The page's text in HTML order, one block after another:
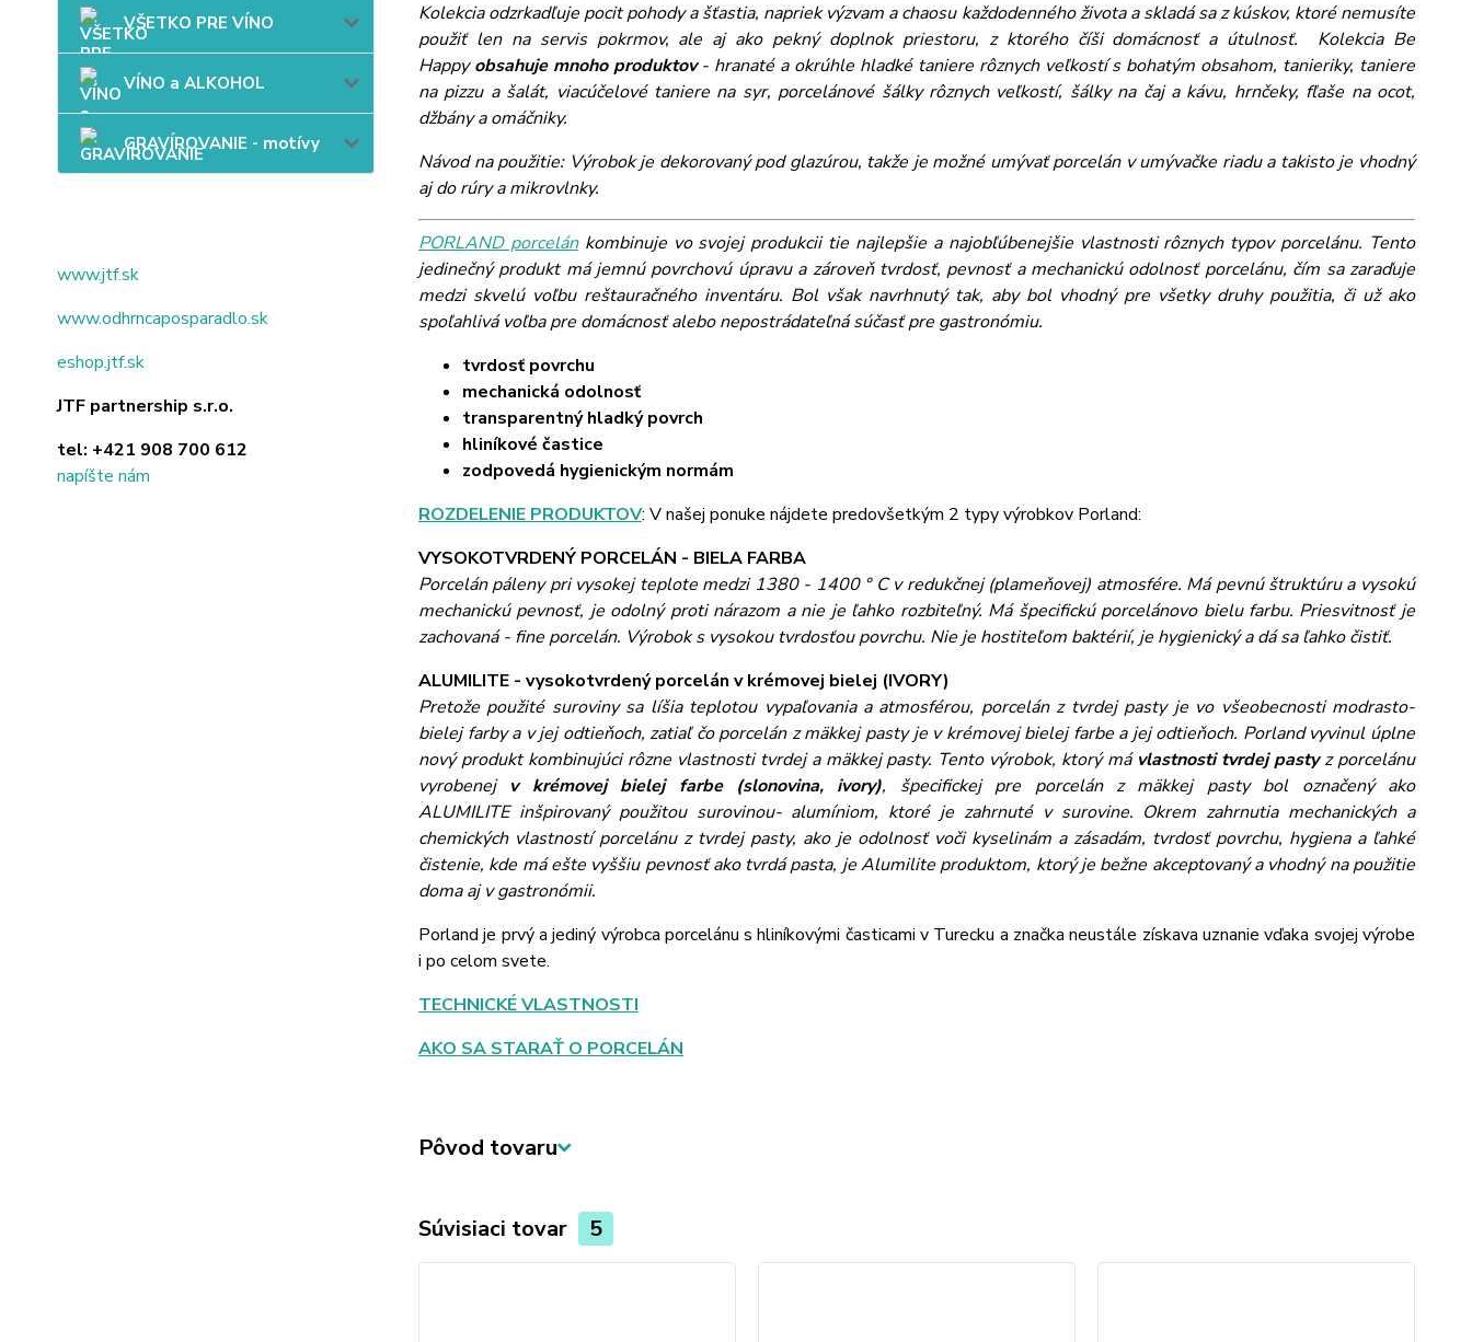
VŠETKO PRE VÍNO
VÍNO a ALKOHOL
GRAVÍROVANIE - motívy
www.jtf.sk
www.odhrncaposparadlo.sk
eshop.jtf.sk
JTF partnership s.r.o.
tel: +421 908 700 612
napíšte nám
Kolekcia odzrkadľuje pocit pohody a šťastia, napriek výzvam a chaosu každodenného života a skladá sa z kúskov, ktoré nemusíte
použiť len na servis pokrmov, ale aj ako pekný doplnok priestoru, z ktorého číši domácnosť a útulnosť. Kolekcia Be
Happyobsahuje mnoho produktov- hranaté a okrúhle hladké taniere rôznych veľkostí s bohatým obsahom, tanieriky, taniere
na pizzu a šalát, viacúčelové taniere na syr, porcelánové šálky rôznych veľkostí, šálky na čaj a kávu, hrnčeky, fľaše na ocot,
džbány a omáčniky.
Návod na použitie: Výrobok je dekorovaný pod glazúrou, takže je možné umývať porcelán v umývačke riadu a takisto je vhodný
aj do rúry a mikrovlnky.
PORLAND porcelánkombinuje vo svojej produkcii tie najlepšie a najobľúbenejšie vlastnosti rôznych typov porcelánu. Tento
jedinečný produkt má jemnú povrchovú úpravu a zároveň tvrdosť, pevnosť a mechanickú odolnosť porcelánu, čím sa zaraďuje
medzi skvelú voľbu reštauračného inventáru. Bol však navrhnutý tak, aby bol vhodný pre všetky druhy použitia, či už ako
spoľahlivá voľba pre domácnosť alebo nepostrádateľná súčasť pre gastronómiu.
tvrdosť povrchu
mechanická odolnosť
transparentný hladký povrch
hliníkové častice
zodpovedá hygienickým normám
ROZDELENIE PRODUKTOV: V našej ponuke nájdete predovšetkým 2 typy výrobkov Porland:
VYSOKOTVRDENÝ PORCELÁN - BIELA FARBA
Porcelán páleny pri vysokej teplote medzi 1380 - 1400 ° C v redukčnej (plameňovej) atmosfére. Má pevnú štruktúru a vysokú
mechanickú pevnosť, je odolný proti nárazom a nie je ľahko rozbiteľný. Má špecifickú porcelánovo bielu farbu. Priesvitnosť je
zachovaná - fine porcelán. Výrobok s vysokou tvrdosťou povrchu. Nie je hostiteľom baktérií, je hygienický a dá sa ľahko čistiť.
ALUMILITE - vysokotvrdený porcelán v krémovej bielej (IVORY)
Pretože použité suroviny sa líšia teplotou vypaľovania a atmosférou, porcelán z tvrdej pasty je vo všeobecnosti modrasto-
bielej farby a v jej odtieňoch, zatiaľ čo porcelán z mäkkej pasty je v krémovej bielej farbe a jej odtieňoch. Porland vyvinul úplne
nový produkt kombinujúci rôzne vlastnosti tvrdej a mäkkej pasty. Tento výrobok, ktorý má vlastnosti tvrdej pastyz porcelánu
vyrobenejv krémovej bielej farbe (slonovina, ivory), špecifickej pre porcelán z mäkkej pasty bol označený ako
ALUMILITE inšpirovaný použitou surovinou- alumíniom, ktoré je zahrnuté v surovine. Okrem zahrnutia mechanických a
chemických vlastností porcelánu z tvrdej pasty, ako je odolnosť voči kyselinám a zásadám, tvrdosť povrchu, hygiena a ľahké
čistenie, kde má ešte vyššiu pevnosť ako tvrdá pasta, je Alumilite produktom, ktorý je bežne akceptovaný a vhodný na použitie
doma aj v gastronómii.
Porland je prvý a jediný výrobca porcelánu s hliníkovými časticami v Turecku a značka neustále získava uznanie vďaka svojej výrobe
i po celom svete.
TECHNICKÉ VLASTNOSTI
AKO SA STARAŤ O PORCELÁN
Pôvod tovaru
Súvisiaci tovar 5